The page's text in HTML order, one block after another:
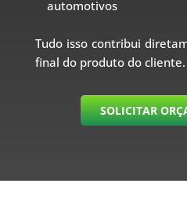
automotivos
Tudo isso contribui
final do produto do cliente.
SOLICITAR